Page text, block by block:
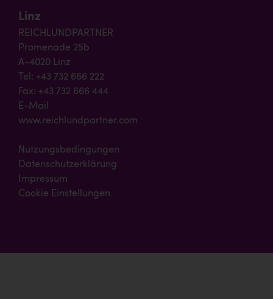
Linz
REICHLUNDPARTNER
Promenade 25b
A-4020 Linz
Tel: +43 732 666 222
Fax: +43 732 666 444
E-Mail
www.reichlundpartner.com
Nutzungsbedingungen
Datenschutzerklärung
Impressum
Cookie Einstellungen